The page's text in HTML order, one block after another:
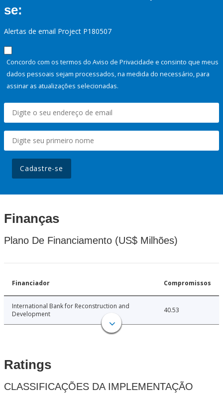
se:
Alertas de email Project P180507
Concordo com os termos do Aviso de Privacidade e consinto que meus
dados pessoais sejam processados, na medida do necessário, para
assinar as atualizações selecionadas.
Cadastre-se
Finanças
Plano De Financiamento (US$ Milhões)
Financiador Compromissos
International Bank for Reconstruction and
Development
40.53
Ratings
CLASSIFICAÇÕES DA IMPLEMENTAÇÃO